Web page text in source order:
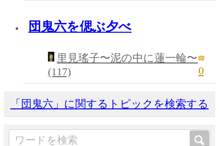
団鬼六を偲ぶ夕べ
里見瑤子〜泥の中に蓮一輪〜
(117)
0
「団鬼六」に関するトピックを検索する